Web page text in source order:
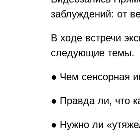
заблуждений: от
В ходе встречи
следующие темы.
● Чем сенсорная
● Правда ли, что
● Нужно ли